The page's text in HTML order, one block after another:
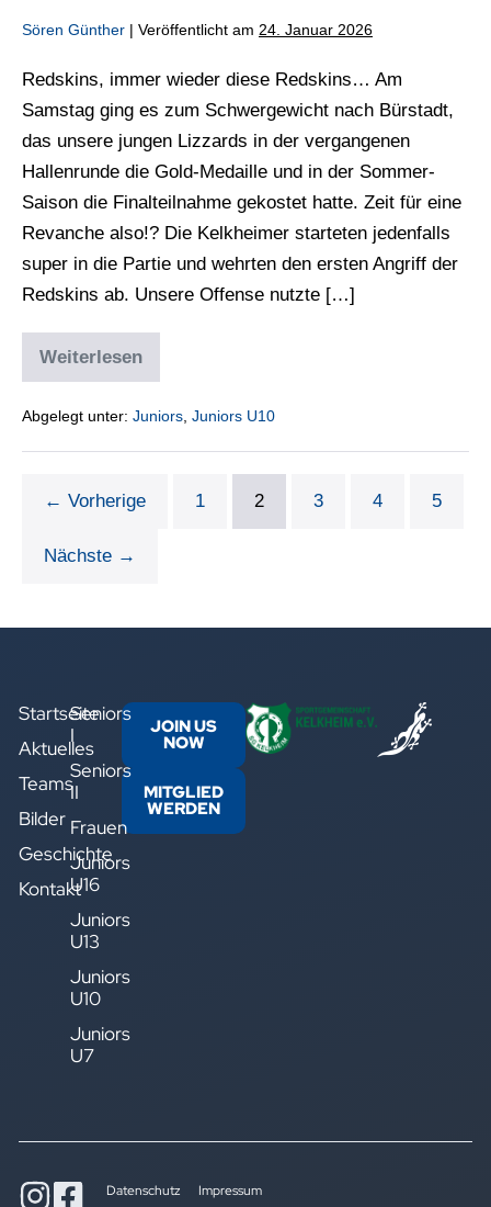
Sören Günther | Veröffentlicht am 24. Januar 2026
Redskins, immer wieder diese Redskins… Am
Samstag ging es zum Schwergewicht nach Bürstadt,
das unsere jungen Lizzards in der vergangenen
Hallenrunde die Gold-Medaille und in der Sommer-
Saison die Finalteilnahme gekostet hatte. Zeit für eine
Revanche also!? Die Kelkheimer starteten jedenfalls
super in die Partie und wehrten den ersten Angriff der
Redskins ab. Unsere Offense nutzte […]
Weiterlesen
Abgelegt unter: Juniors Juniors U10
← Vorherige 1 2 3 4 5
Nächste →
Startseite
Aktuelles
Teams
Bilder
Geschichte
Kontakt
Seniors
I
Seniors
II
Frauen
Juniors
U16
Juniors
U13
Juniors
U10
Juniors
U7
JOIN US
NOW
MITGLIED
WERDEN
Datenschutz Impressum